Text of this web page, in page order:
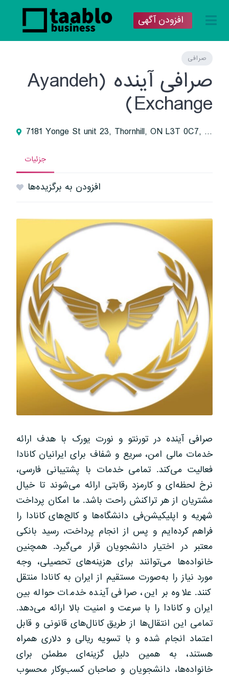
افزودن آگهی
صرافی
صرافی آینده (Ayandeh
Exchange)
7181 Yonge St unit 23, Thornhill, ON L3T 0C7, Canada
جزئیات
افزودن به برگزیده‌ها
صرافی آینده در تورنتو و نورت یورک با هدف ارائه
خدمات مالی امن، سریع و شفاف برای ایرانیان کانادا
فعالیت می‌کند. تمامی خدمات با پشتیبانی فارسی،
نرخ لحظه‌ای و کارمزد رقابتی ارائه می‌شوند تا خیال
مشتریان از هر تراکنش راحت باشد. ما امکان پرداخت
شهریه و اپلیکیشن‌فی دانشگاه‌ها و کالج‌های کانادا را
فراهم کرده‌ایم و پس از انجام پرداخت، رسید بانکی
معتبر در اختیار دانشجویان قرار می‌گیرد. همچنین
خانواده‌ها می‌توانند برای هزینه‌های تحصیلی، وجه
مورد نیاز را به‌صورت مستقیم از ایران به کانادا منتقل
کنند. علاوه بر این، صرافی آینده خدمات حواله بین
ایران و کانادا را با سرعت و امنیت بالا ارائه می‌دهد.
تمامی این انتقال‌ها از طریق کانال‌های قانونی و قابل
اعتماد انجام شده و با تسویه ریالی و دلاری همراه
هستند، به همین دلیل گزینه‌ای مطمئن برای
خانواده‌ها، دانشجویان و صاحبان کسب‌وکار محسوب